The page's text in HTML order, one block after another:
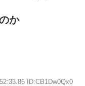
か
ID:CB1Dw0Qx0